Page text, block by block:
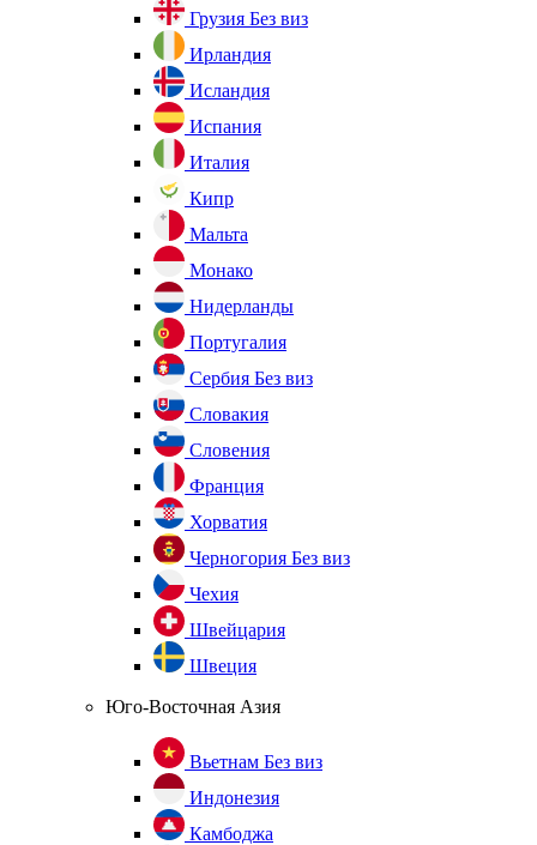
Грузия Без виз
Ирландия
Исландия
Испания
Италия
Кипр
Мальта
Монако
Нидерланды
Португалия
Сербия Без виз
Словакия
Словения
Франция
Хорватия
Черногория Без виз
Чехия
Швейцария
Швеция
Юго-Восточная Азия
Вьетнам Без виз
Индонезия
Камбоджа